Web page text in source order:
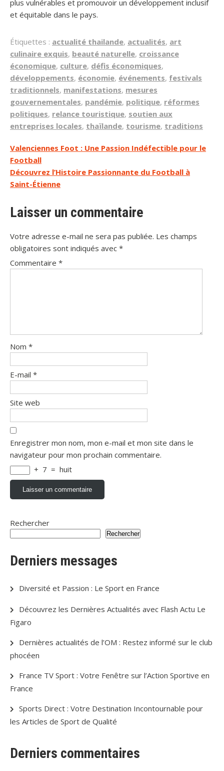
plus vulnérables et promouvoir un développement inclusif
et équitable dans le pays.
Étiquettes : actualité thailande, actualités, art
culinaire exquis, beauté naturelle, croissance
économique, culture, défis économiques,
développements, économie, événements, festivals
traditionnels, manifestations, mesures
gouvernementales, pandémie, politique, réformes
politiques, relance touristique, soutien aux
entreprises locales, thaïlande, tourisme, traditions
Navigation
de
l’article
Valenciennes Foot : Une Passion Indéfectible pour le
Football
Découvrez l’Histoire Passionnante du Football à
Saint-Étienne
Laisser un commentaire
Votre adresse e-mail ne sera pas publiée. Les champs
obligatoires sont indiqués avec *
Commentaire *
Nom *
E-mail *
Site web
Enregistrer mon nom, mon e-mail et mon site dans le
navigateur pour mon prochain commentaire.
+ 7 = huit
Rechercher
Rechercher
Derniers messages
Diversité et Passion : Le Sport en France
Découvrez les Dernières Actualités avec Flash Actu Le
Figaro
Dernières actualités de l’OM : Restez informé sur le club
phocéen
France TV Sport : Votre Fenêtre sur l’Action Sportive en
France
Sports Direct : Votre Destination Incontournable pour
les Articles de Sport de Qualité
Derniers commentaires